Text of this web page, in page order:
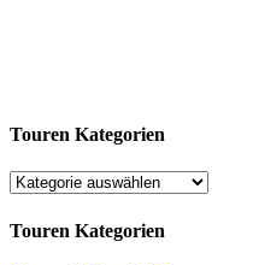
Touren Kategorien
Touren Kategorien